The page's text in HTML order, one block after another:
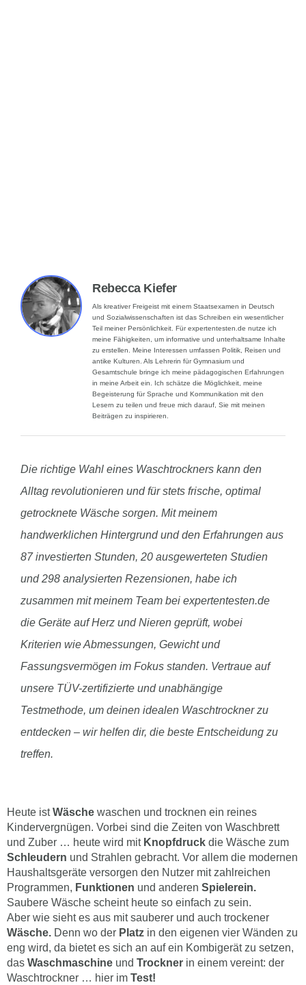
Rebecca Kiefer
Als kreativer Freigeist mit einem Staatsexamen in Deutsch
und Sozialwissenschaften ist das Schreiben ein wesentlicher
Teil meiner Persönlichkeit. Für expertentesten.de nutze ich
meine Fähigkeiten, um informative und unterhaltsame Inhalte
zu erstellen. Meine Interessen umfassen Politik, Reisen und
antike Kulturen. Als Lehrerin für Gymnasium und
Gesamtschule bringe ich meine pädagogischen Erfahrungen
in meine Arbeit ein. Ich schätze die Möglichkeit, meine
Begeisterung für Sprache und Kommunikation mit den
Lesern zu teilen und freue mich darauf, Sie mit meinen
Beiträgen zu inspirieren.
Die richtige Wahl eines Waschtrockners kann den
Alltag revolutionieren und für stets frische, optimal
getrocknete Wäsche sorgen. Mit meinem
handwerklichen Hintergrund und den Erfahrungen aus
87 investierten Stunden, 20 ausgewerteten Studien
und 298 analysierten Rezensionen, habe ich
zusammen mit meinem Team bei expertentesten.de
die Geräte auf Herz und Nieren geprüft, wobei
Kriterien wie Abmessungen, Gewicht und
Fassungsvermögen im Fokus standen. Vertraue auf
unsere TÜV-zertifizierte und unabhängige
Testmethode, um deinen idealen Waschtrockner zu
entdecken – wir helfen dir, die beste Entscheidung zu
treffen.
Heute istWäsche waschen und trocknen ein reines
Kindervergnügen. Vorbei sind die Zeiten von Waschbrett
und Zuber … heute wird mit Knopfdruck die Wäsche zum
Schleudern und Strahlen gebracht. Vor allem die modernen
Haushaltsgeräte versorgen den Nutzer mit zahlreichen
Programmen, Funktionen und anderen Spielerein.
Saubere Wäsche scheint heute so einfach zu sein.
Aber wie sieht es aus mit sauberer und auch trockener
Wäsche. Denn wo der Platz in den eigenen vier Wänden zu
eng wird, da bietet es sich an auf ein Kombigerät zu setzen,
das Waschmaschine und Trockner in einem vereint: der
Waschtrockner … hier im Test!